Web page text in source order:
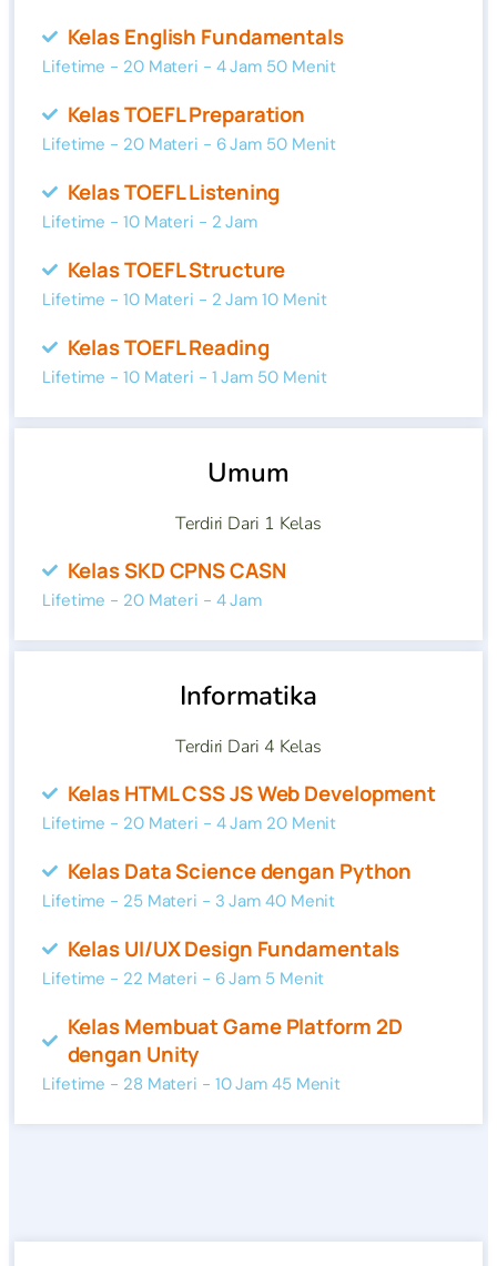
Kelas English Fundamentals
Lifetime - 20 Materi - 4 Jam 50 Menit
Kelas TOEFL Preparation
Lifetime - 20 Materi - 6 Jam 50 Menit
Kelas TOEFL Listening
Lifetime - 10 Materi - 2 Jam
Kelas TOEFL Structure
Lifetime - 10 Materi - 2 Jam 10 Menit
Kelas TOEFL Reading
Lifetime - 10 Materi - 1 Jam 50 Menit
Umum
Terdiri Dari 1 Kelas
Kelas SKD CPNS CASN
Lifetime - 20 Materi - 4 Jam
Informatika
Terdiri Dari 4 Kelas
Kelas HTML CSS JS Web Development
Lifetime - 20 Materi - 4 Jam 20 Menit
Kelas Data Science dengan Python
Lifetime - 25 Materi - 3 Jam 40 Menit
Kelas UI/UX Design Fundamentals
Lifetime - 22 Materi - 6 Jam 5 Menit
Kelas Membuat Game Platform 2D
dengan Unity
Lifetime - 28 Materi - 10 Jam 45 Menit